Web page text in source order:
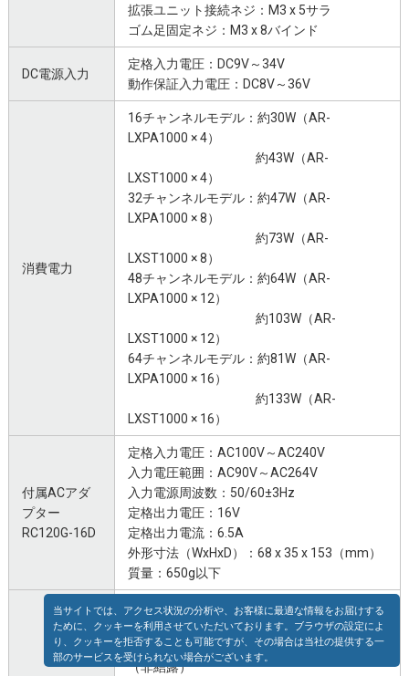
拡張ユニット接続ネジ：M3 x 5サラ
ゴム足固定ネジ：M3 x 8バインド
DC電源入力
定格入力電圧：DC9V～34V
動作保証入力電圧：DC8V～36V
消費電力
16チャンネルモデル：約30W（AR-
LXPA1000 × 4）
約43W（AR-
LXST1000 × 4）
32チャンネルモデル：約47W（AR-
LXPA1000 × 8）
約73W（AR-
LXST1000 × 8）
48チャンネルモデル：約64W（AR-
LXPA1000 × 12）
約103W（AR-
LXST1000 × 12）
64チャンネルモデル：約81W（AR-
LXPA1000 × 16）
約133W（AR-
LXST1000 × 16）
付属ACアダ
プター
RC120G-16D
定格入力電圧：AC100V～AC240V
入力電圧範囲：AC90V～AC264V
入力電源周波数：50/60±3Hz
定格出力電圧：16V
定格出力電流：6.5A
外形寸法（WxHxD）：68 x 35 x 153（mm）
質量：650g以下
動作温度：0～40℃ / 湿度範囲：10～80%
（非結露）
保存温度：－20～60℃/ 湿度範囲：5～90%
（非結露）